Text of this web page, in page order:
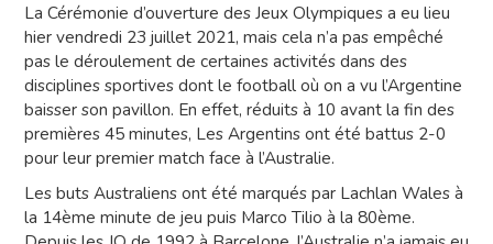
La Cérémonie d’ouverture des Jeux Olympiques a eu lieu
hier vendredi 23 juillet 2021, mais cela n’a pas empêché
pas le déroulement de certaines activités dans des
disciplines sportives dont le football où on a vu l’Argentine
baisser son pavillon. En effet, réduits à 10 avant la fin des
premières 45 minutes, Les Argentins ont été battus 2-0
pour leur premier match face à l’Australie.
Les buts Australiens ont été marqués par Lachlan Wales à
la 14ème minute de jeu puis Marco Tilio à la 80ème.